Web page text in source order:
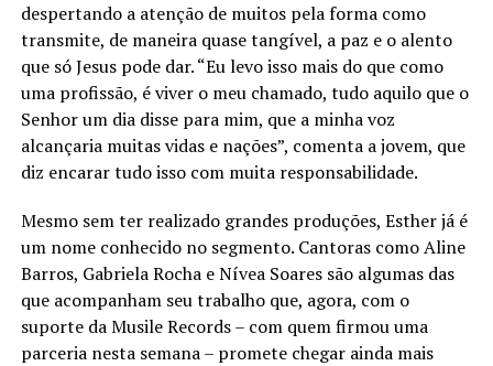
despertando a atenção de muitos pela forma como
transmite, de maneira quase tangível, a paz e o alento
que só Jesus pode dar. “Eu levo isso mais do que como
uma profissão, é viver o meu chamado, tudo aquilo que o
Senhor um dia disse para mim, que a minha voz
alcançaria muitas vidas e nações”, comenta a jovem, que
diz encarar tudo isso com muita responsabilidade.
Mesmo sem ter realizado grandes produções, Esther já é
um nome conhecido no segmento. Cantoras como Aline
Barros, Gabriela Rocha e Nívea Soares são algumas das
que acompanham seu trabalho que, agora, com o
suporte da Musile Records – com quem firmou uma
parceria nesta semana – promete chegar ainda mais